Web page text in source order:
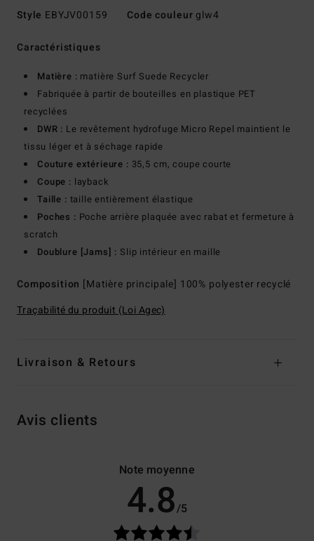
Style EBYJV00159 Code couleur glw4
Caractéristiques
Matière : matière Surf Suede Recycler
Fabriquée à partir de bouteilles en plastique PET
recyclées
DWR : Le revêtement hydrofuge Micro Repel maintient le
tissu léger et à séchage rapide
Couture extérieure : 35,5 cm, coupe courte
Coupe : layback
Taille : taille entièrement élastique
Poches : Poche arrière plaquée avec rabat et fermeture à
scratch
Doublure [Jams] : Slip intérieur en maille
Composition [Matière principale] 100% polyester recyclé
Traçabilité du produit (Loi Agec)
Livraison & Retours
Avis clients
Note moyenne
4.8/5